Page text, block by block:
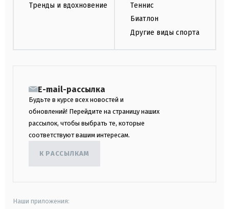
Тренды и вдохновение
Теннис
Биатлон
Другие виды спорта
E-mail-рассылка
Будьте в курсе всех новостей и
обновлений! Перейдите на страницу наших
рассылок, чтобы выбрать те, которые
соответствуют вашим интересам.
К РАССЫЛКАМ
Наши приложения: